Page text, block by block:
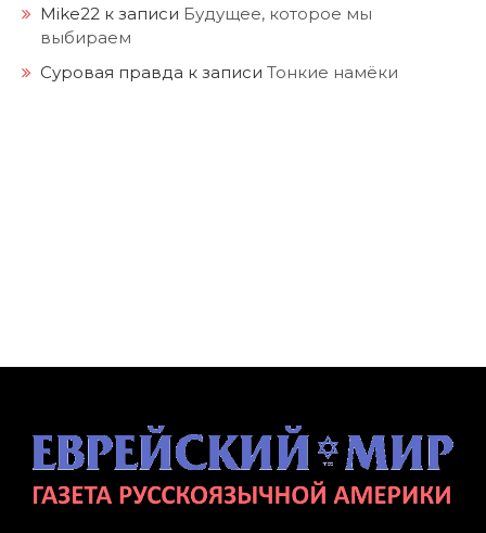
Mike22 к записи Будущее, которое мы
выбираем
Суровая правда к записи Тонкие намёки